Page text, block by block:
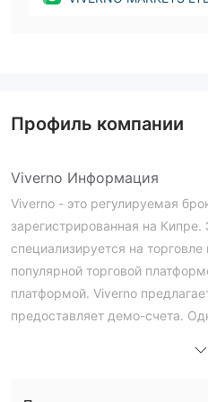
Профиль компании
Viverno Информация
Viverno - это регулируемая
зарегистрированная на
специализируется на
популярной торговой
платформой. Viverno
предоставляет демо-счета.